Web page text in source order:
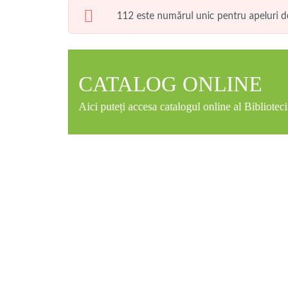
112 este numărul unic pentru apeluri
CATALOG ONLINE
Aici puteți accesa catalogul online al